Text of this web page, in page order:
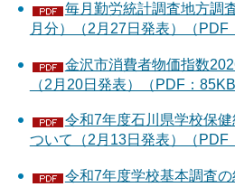
毎月勤労統計調査地方調
月分）（2月27日発表）（PDF
金沢市消費者物価指数
（2月20日発表）（PDF：85KB
令和7年度石川県学校保
ついて（2月13日発表）（PDF
令和7年度学校基本調査